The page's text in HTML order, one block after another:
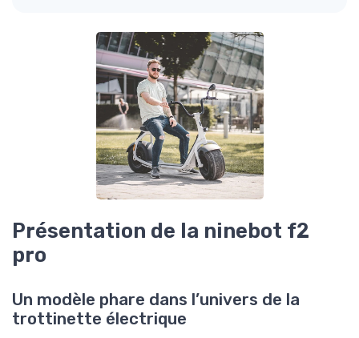
Présentation de la ninebot f2
pro
Un modèle phare dans l’univers de la
trottinette électrique